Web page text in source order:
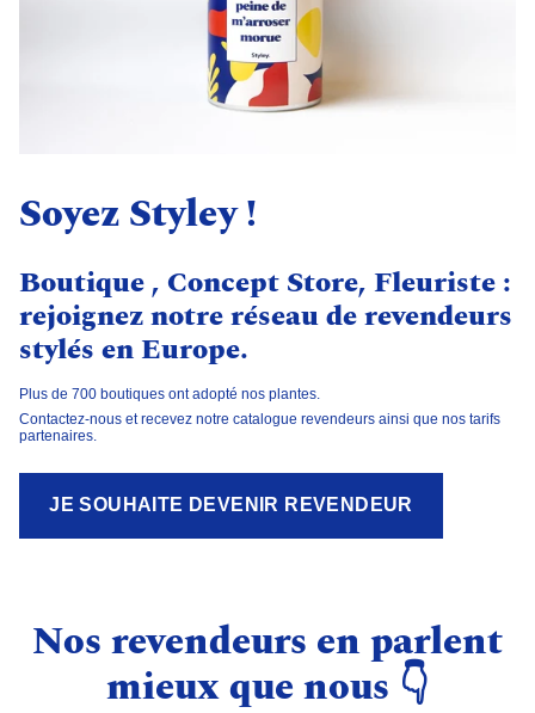
Soyez Styley !
Boutique , Concept Store, Fleuriste :
rejoignez notre réseau de revendeurs
stylés en Europe.
Plus de 700 boutiques ont adopté nos plantes.
Contactez-nous et recevez notre catalogue revendeurs ainsi que nos tarifs
partenaires.
JE SOUHAITE DEVENIR REVENDEUR
Nos revendeurs en parlent
mieux que nous 👇